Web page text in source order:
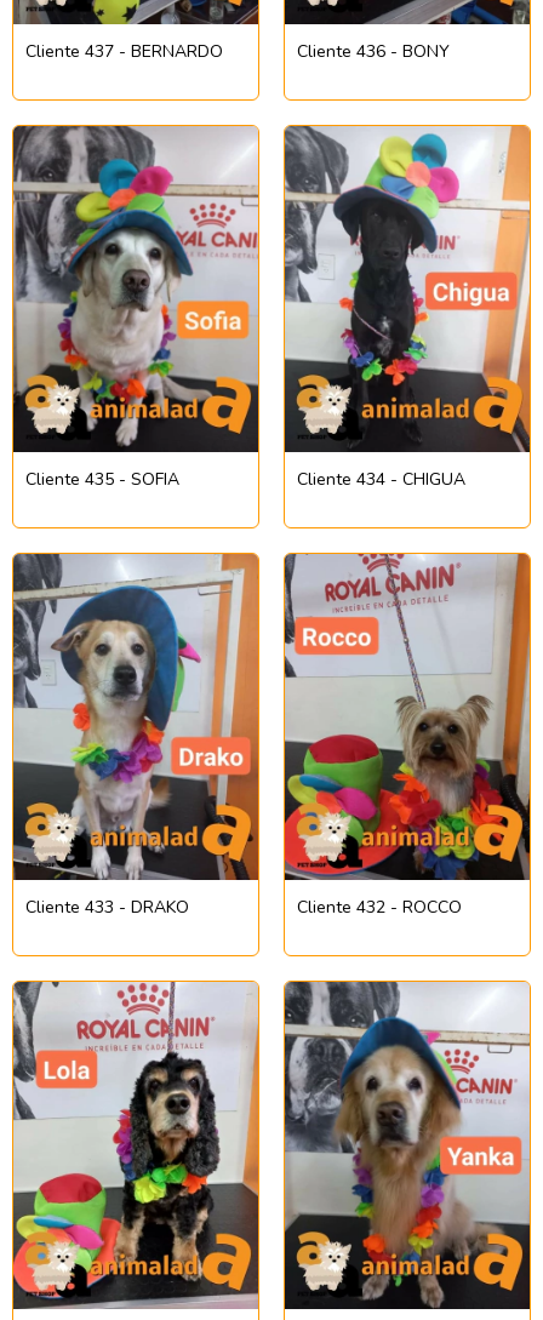
Cliente 437 - BERNARDO Cliente 436 - BONY
Cliente 435 - SOFIA Cliente 434 - CHIGUA
Cliente 433 - DRAKO Cliente 432 - ROCCO